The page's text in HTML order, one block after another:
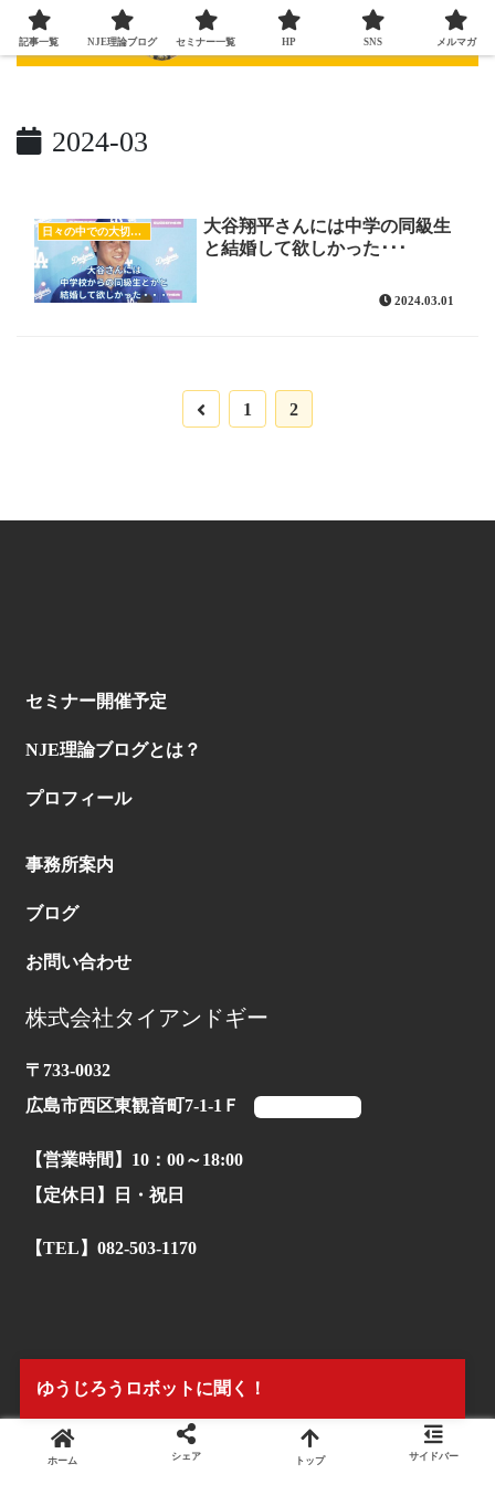
2024-03
日々の中での大切な気付き
大谷翔平さんには中学の同級生
と結婚して欲しかった･･･
2024.03.01
前
1 2
セミナー開催予定
NJE理論ブログとは？
プロフィール
事務所案内
ブログ
お問い合わせ
株式会社タイアンドギー
〒733-0032
広島市西区東観音町7-1-1Ｆ
【営業時間】10：00～18:00
【定休日】日・祝日
【TEL】082-503-1170
記事一覧 NJE理論ブログ セミナー一覧 HP SNS メルマガ
ホーム シェア トップ サイドバー
ゆうじろうロボットに聞く！